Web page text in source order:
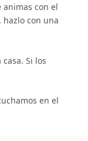
con el
hazlo con una
Si los
en el